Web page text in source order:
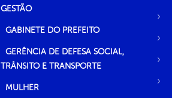
GESTÃO
GABINETE DO PREFEITO
GERÊNCIA DE DEFESA SOCIAL,
TRÂNSITO E TRANSPORTE
MULHER